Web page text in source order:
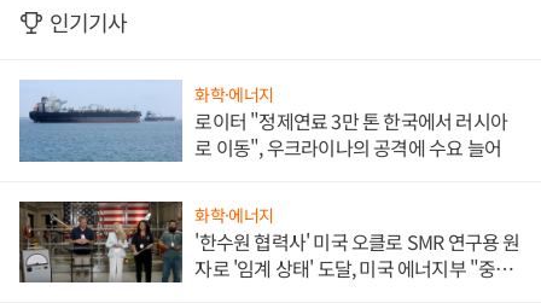
인기기사
화학·에너지
로이터 "정제연료 3만 톤 한국에서 러시아
로 이동", 우크라이나의 공격에 수요 늘어
화학·에너지
'한수원 협력사' 미국 오클로 SMR 연구용 원
자로 '임계 상태' 도달, 미국 에너지부 "중요